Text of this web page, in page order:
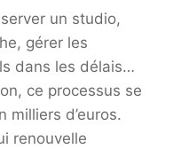
un studio,
gérer les
dans les délais…
ce processus se
milliers d’euros.
renouvelle